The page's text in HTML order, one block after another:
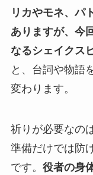
リカやモネ、パ
ありますが、今
なるシェイクス
と、台詞や物語
変わります。
祈りが必要なの
準備だけでは防
です。 役者の身